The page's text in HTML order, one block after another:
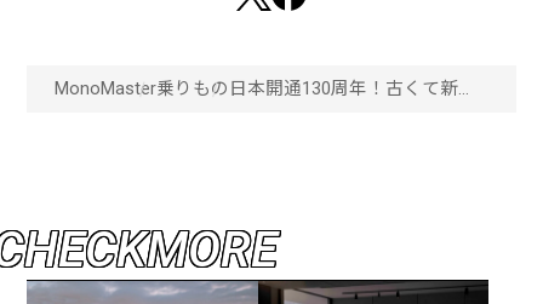
MonoMaster乗りもの 日本開通130周年！古くて新し
HECKMORE